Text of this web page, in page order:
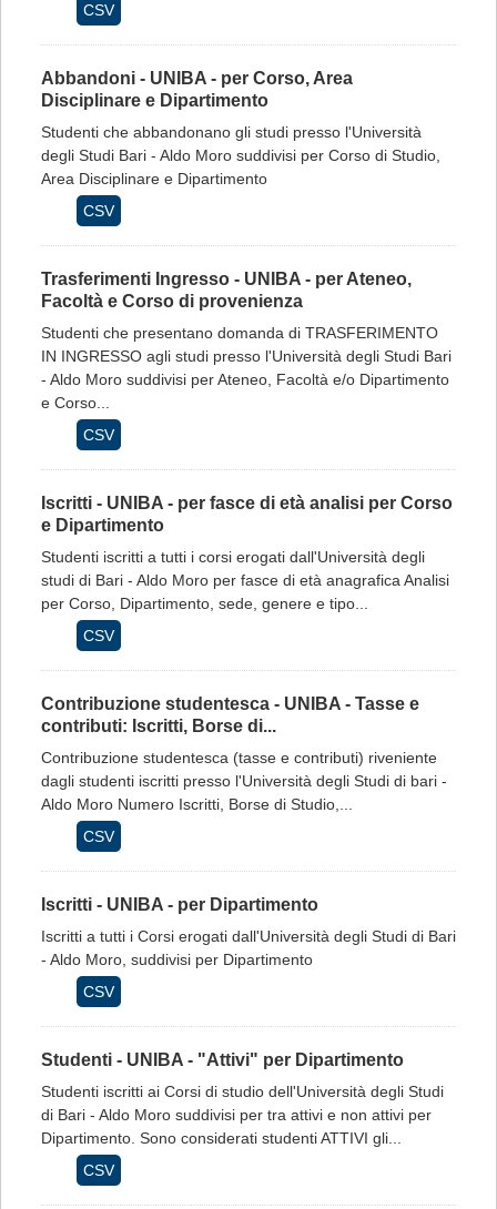
CSV
Abbandoni - UNIBA - per Corso, Area
Disciplinare e Dipartimento
Studenti che abbandonano gli studi presso l'Università
degli Studi Bari - Aldo Moro suddivisi per Corso di Studio,
Area Disciplinare e Dipartimento
CSV
Trasferimenti Ingresso - UNIBA - per Ateneo,
Facoltà e Corso di provenienza
Studenti che presentano domanda di TRASFERIMENTO
IN INGRESSO agli studi presso l'Università degli Studi Bari
- Aldo Moro suddivisi per Ateneo, Facoltà e/o Dipartimento
e Corso...
CSV
Iscritti - UNIBA - per fasce di età analisi per Corso
e Dipartimento
Studenti iscritti a tutti i corsi erogati dall'Università degli
studi di Bari - Aldo Moro per fasce di età anagrafica Analisi
per Corso, Dipartimento, sede, genere e tipo...
CSV
Contribuzione studentesca - UNIBA - Tasse e
contributi: Iscritti, Borse di...
Contribuzione studentesca (tasse e contributi) riveniente
dagli studenti iscritti presso l'Università degli Studi di bari -
Aldo Moro Numero Iscritti, Borse di Studio,...
CSV
Iscritti - UNIBA - per Dipartimento
Iscritti a tutti i Corsi erogati dall'Università degli Studi di Bari
- Aldo Moro, suddivisi per Dipartimento
CSV
Studenti - UNIBA - "Attivi" per Dipartimento
Studenti iscritti ai Corsi di studio dell'Università degli Studi
di Bari - Aldo Moro suddivisi per tra attivi e non attivi per
Dipartimento. Sono considerati studenti ATTIVI gli...
CSV